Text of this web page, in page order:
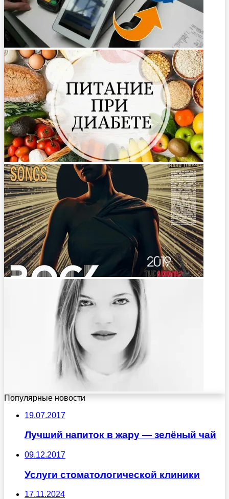
Популярные новости
19.07.2017
Лучший напиток в жару — зелёный чай
09.12.2017
Услуги стоматологической клиники
17.11.2024